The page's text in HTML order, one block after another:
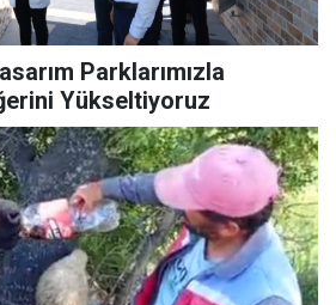
Parklarımızla
Yükseltiyoruz